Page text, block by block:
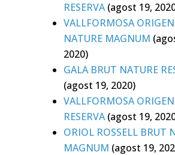
RESERVA (agost 19,
VALLFORMOSA ORIGEN
NATURE MAGNUM
2020)
GALA BRUT NATURE
(agost 19, 2020)
VALLFORMOSA
RESERVA (agost 19,
ORIOL ROSSELL BRUT
MAGNUM (agost 19,